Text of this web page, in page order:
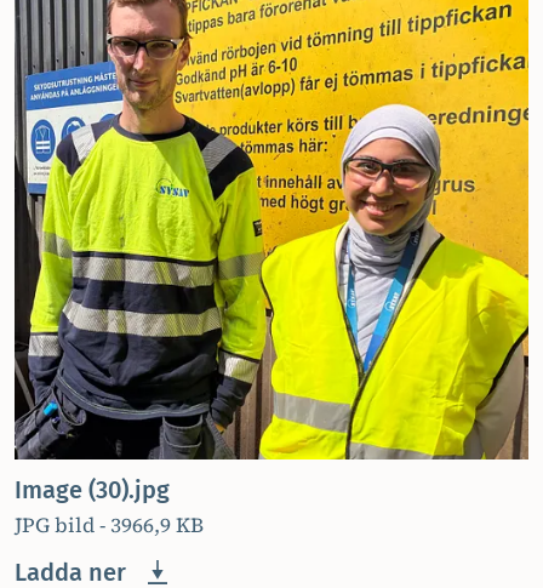
Image (30).jpg
JPG bild - 3966,9 KB
Ladda ner